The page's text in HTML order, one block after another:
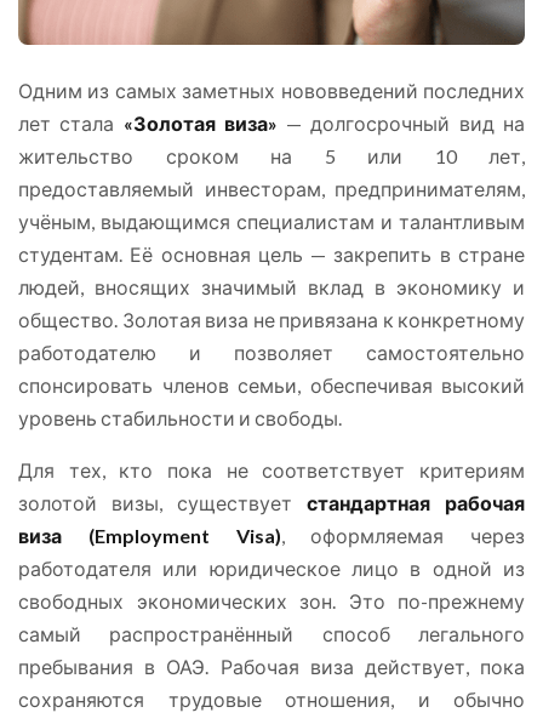
Одним из самых заметных нововведений последних
лет стала «Золотая виза» — долгосрочный вид на
жительство сроком на 5 или 10 лет,
предоставляемый инвесторам, предпринимателям,
учёным, выдающимся специалистам и талантливым
студентам. Её основная цель — закрепить в стране
людей, вносящих значимый вклад в экономику и
общество. Золотая виза не привязана к конкретному
работодателю и позволяет самостоятельно
спонсировать членов семьи, обеспечивая высокий
уровень стабильности и свободы.
Для тех, кто пока не соответствует критериям
золотой визы, существует стандартная рабочая
виза (Employment Visa) , оформляемая через
работодателя или юридическое лицо в одной из
свободных экономических зон. Это по-прежнему
самый распространённый способ легального
пребывания в ОАЭ. Рабочая виза действует, пока
сохраняются трудовые отношения, и обычно